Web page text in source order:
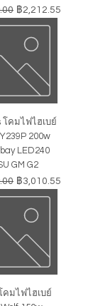
ติ
ราคาขายลด
฿2,212.55
โคมไฟไฮเบย์
200w
LED240
GM G2
ติ
ราคาขายลด
฿3,010.55
คมไฟไฮเบย์